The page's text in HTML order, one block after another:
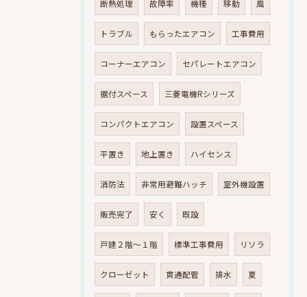
断熱処理 故障率 機種 移動 風
トラブル もらったエアコン 工事費用
コーナーエアコン セパレートエアコン
据付スペース 三菱電機Rシリーズ
コンパクトエアコン 設置スペース
平置き 地上置き ハイセンス
消防法 非常用避難ハッチ 室外機設置
販売完了 安く 既設
戸建２階～１階 標準工事費用 リソラ
クローゼット 貫通配管 排水 夏